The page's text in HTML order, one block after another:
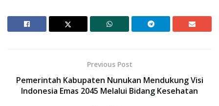
Previous Post
Pemerintah Kabupaten Nunukan Mendukung Visi
Indonesia Emas 2045 Melalui Bidang Kesehatan